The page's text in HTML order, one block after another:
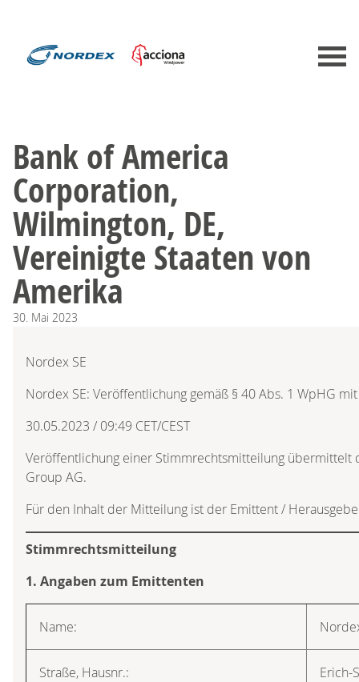
Bank of America
Corporation,
Wilmington, DE,
Vereinigte Staaten von
Amerika
30. Mai 2023
Nordex SE
Nordex SE: Veröffentlichung gemäß § 40 Abs. 1 WpHG
30.05.2023 / 09:49 CET/CEST
Veröffentlichung einer Stimmrechtsmitteilung übermittelt
Group AG.
Für den Inhalt der Mitteilung ist der Emittent /
Stimmrechtsmitteilung
1. Angaben zum Emittenten
Name:
Straße, Hausnr.: Erich-